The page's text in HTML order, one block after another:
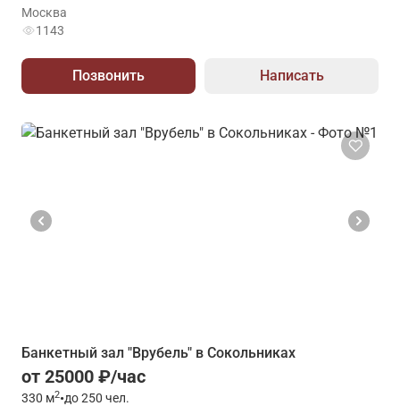
Москва
1143
Позвонить Написать
Банкетный зал "Врубель" в Сокольниках
от 25000 ₽/час
330 м2•до 250 чел.